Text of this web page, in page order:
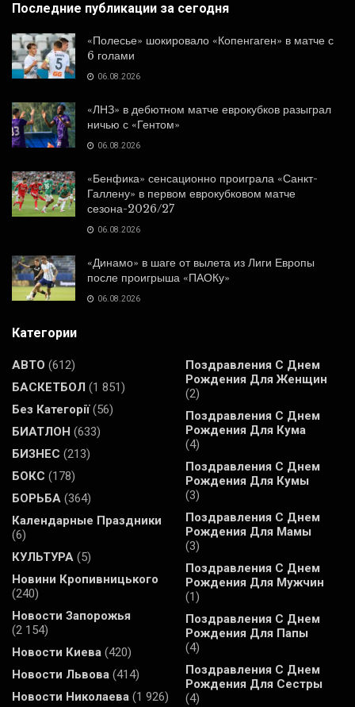
Последние публикации за сегодня
«Полесье» шокировало «Копенгаген» в матче с
6 голами
06.08.2026
«ЛНЗ» в дебютном матче еврокубков разыграл
ничью с «Гентом»
06.08.2026
«Бенфика» сенсационно проиграла «Санкт-
Галлену» в первом еврокубковом матче
сезона-2026/27
06.08.2026
«Динамо» в шаге от вылета из Лиги Европы
после проигрыша «ПАОКу»
06.08.2026
Категории
АВТО (612)
БАСКЕТБОЛ (1 851)
Без Категорії(56)
БИАТЛОН (633)
БИЗНЕС (213)
БОКС (178)
БОРЬБА (364)
Календарные Праздники
(6)
КУЛЬТУРА (5)
Новини Кропивницького
(240)
Новости Запорожья
(2 154)
Новости Киева (420)
Новости Львова (414)
Новости Николаева (1 926)
Поздравления С Днем
Рождения Для Женщин
(2)
Поздравления С Днем
Рождения Для Кума
(4)
Поздравления С Днем
Рождения Для Кумы
(3)
Поздравления С Днем
Рождения Для Мамы
(3)
Поздравления С Днем
Рождения Для Мужчин
(1)
Поздравления С Днем
Рождения Для Папы
(4)
Поздравления С Днем
Рождения Для Сестры
(4)